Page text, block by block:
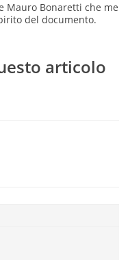
Mauro Bonaretti che me
del documento.
articolo